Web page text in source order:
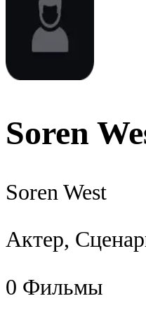
Soren
Soren West
Актер,
0 Фильмы